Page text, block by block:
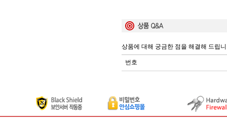
상품에 대해 궁금한 점을 해결해 드립
번호